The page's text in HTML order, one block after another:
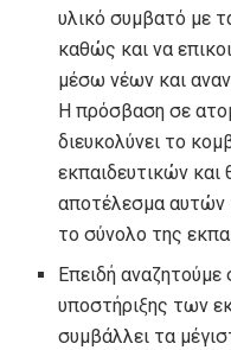
υλικό συμβατό με
καθώς και να
μέσω νέων και
Η πρόσβαση σε
διευκολύνει το
εκπαιδευτικών και
αποτέλεσμα αυτών
το σύνολο της
Επειδή
υποστήριξης των
συμβάλλει τα